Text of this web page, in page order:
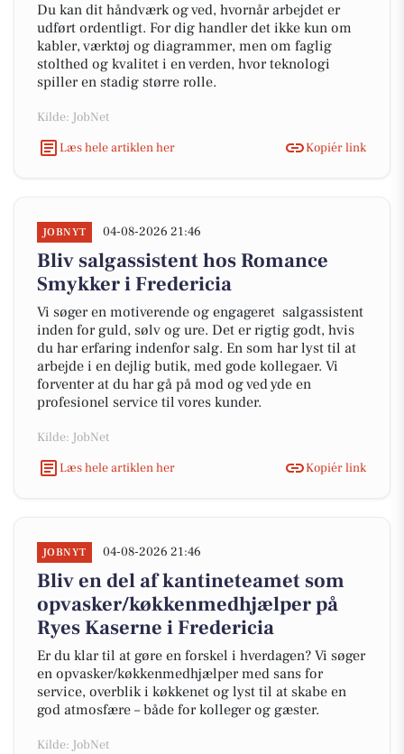
Du kan dit håndværk og ved, hvornår arbejdet er
udført ordentligt. For dig handler det ikke kun om
kabler, værktøj og diagrammer, men om faglig
stolthed og kvalitet i en verden, hvor teknologi
spiller en stadig større rolle.
Kilde: JobNet
Læs hele artiklen her
Kopiér link
JOBNYT 04-08-2026 21:46
Bliv salgassistent hos Romance
Smykker i Fredericia
Vi søger en motiverende og engageret salgassistent
inden for guld, sølv og ure. Det er rigtig godt, hvis
du har erfaring indenfor salg. En som har lyst til at
arbejde i en dejlig butik, med gode kollegaer. Vi
forventer at du har gå på mod og ved yde en
profesionel service til vores kunder.
Kilde: JobNet
Læs hele artiklen her
Kopiér link
JOBNYT 04-08-2026 21:46
Bliv en del af kantineteamet som
opvasker/køkkenmedhjælper på
Ryes Kaserne i Fredericia
Er du klar til at gøre en forskel i hverdagen? Vi søger
en opvasker/køkkenmedhjælper med sans for
service, overblik i køkkenet og lyst til at skabe en
god atmosfære – både for kolleger og gæster.
Kilde: JobNet